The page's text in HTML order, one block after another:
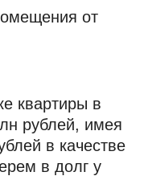
от
квартиры в
рублей, имея
в качестве
в долг у